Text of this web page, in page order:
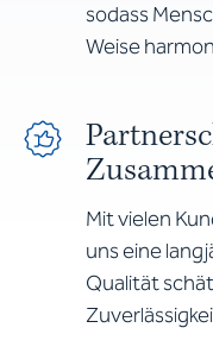
sodass
Weise
Mit vielen
uns eine
Qualität